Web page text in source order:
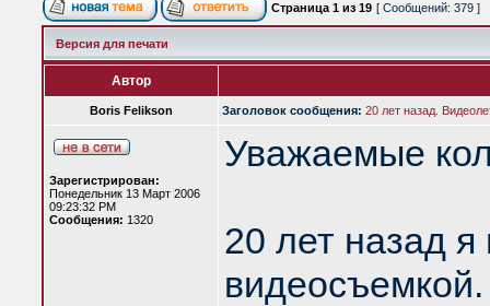
Страница 1 из 19 [ Сообщений: 379 ]
Версия для печати
Автор
Boris Felikson Заголовок сообщения: 20 лет назад.
Зарегистрирован:
Понедельник 13 Март 2006
09:23:32 PM
Сообщения: 1320
Уважаемые
20 лет назад я